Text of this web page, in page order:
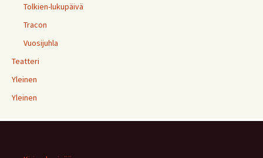
Tolkien-lukupäivä
Tracon
Vuosijuhla
Teatteri
Yleinen
Yleinen